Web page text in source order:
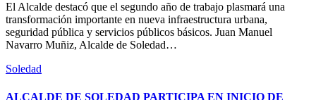
El Alcalde destacó que el segundo año de trabajo plasmará una
transformación importante en nueva infraestructura urbana,
seguridad pública y servicios públicos básicos. Juan Manuel
Navarro Muñiz, Alcalde de Soledad…
Soledad
ALCALDE DE SOLEDAD PARTICIPA EN INICIO DE